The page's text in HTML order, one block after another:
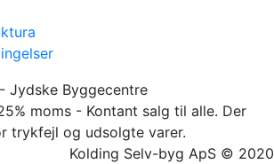
moms - Kontant salg til alle. Der
trykfejl og udsolgte varer.
Kolding Selv-byg ApS © 2020